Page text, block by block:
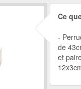
Ce
de
et